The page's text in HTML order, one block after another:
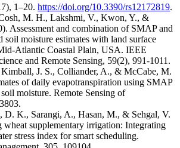
1–20. https://doi.org/10.3390/rs12172819.
M. H., Lakshmi, V., Kwon, Y., &
Assessment and combination of SMAP and
moisture estimates with land surface
Atlantic Coastal Plain, USA. IEEE
and Remote Sensing, 59(2), 991-1011.
J. S., Colliander, A., & McCabe, M.
of daily evapotranspiration using SMAP
moisture. Remote Sensing of
D. K., Sarangi, A., Hasan, M., & Sehgal, V.
supplementary irrigation: Integrating
stress index for smart scheduling.